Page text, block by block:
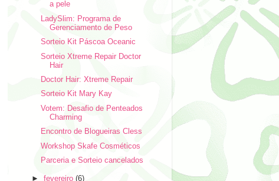
a pele
LadySlim: Programa de
Gerenciamento de Peso
Sorteio Kit Páscoa Oceanic
Sorteio Xtreme Repair Doctor
Hair
Doctor Hair: Xtreme Repair
Sorteio Kit Mary Kay
Votem: Desafio de Penteados
Charming
Encontro de Blogueiras Cless
Workshop Skafe Cosméticos
Parceria e Sorteio cancelados
►fevereiro(6)